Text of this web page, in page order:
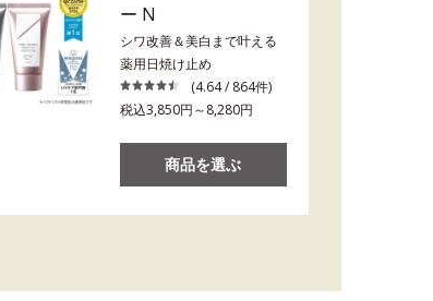
ー N
シワ改善＆美白まで叶える
薬用日焼け止め
(4.64 / 864件)
税込3,850円～8,280円
商品を選ぶ